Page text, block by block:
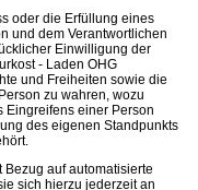
oder die Erfüllung eines
und dem Verantwortlichen
Einwilligung der
- Laden OHG
und Freiheiten sowie die
zu wahren, wozu
Eingreifens einer Person
des eigenen Standpunkts
Bezug auf automatisierte
sich hierzu jederzeit an